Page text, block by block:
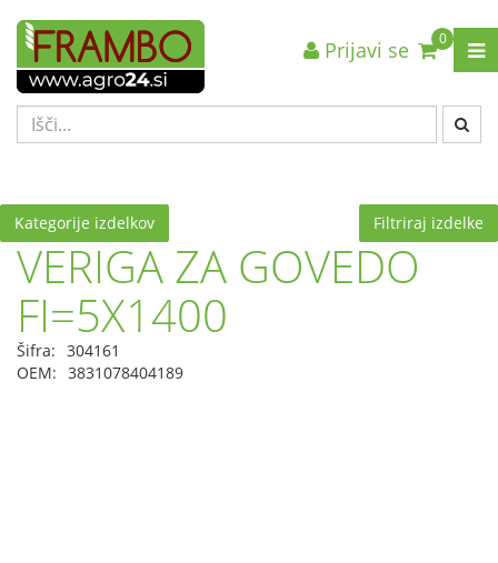
Nazaj en nivo
VRSTA 1
VRSTA 3
Nazaj en nivo
VRSTA 1
VRSTA 3
Nazaj en nivo
VRSTA 1
VRSTA 3
0
Prijavi se
Kategorije izdelkov Filtriraj izdelke
VERIGA ZA GOVEDO
FI=5X1400
Šifra: 304161
OEM: 3831078404189